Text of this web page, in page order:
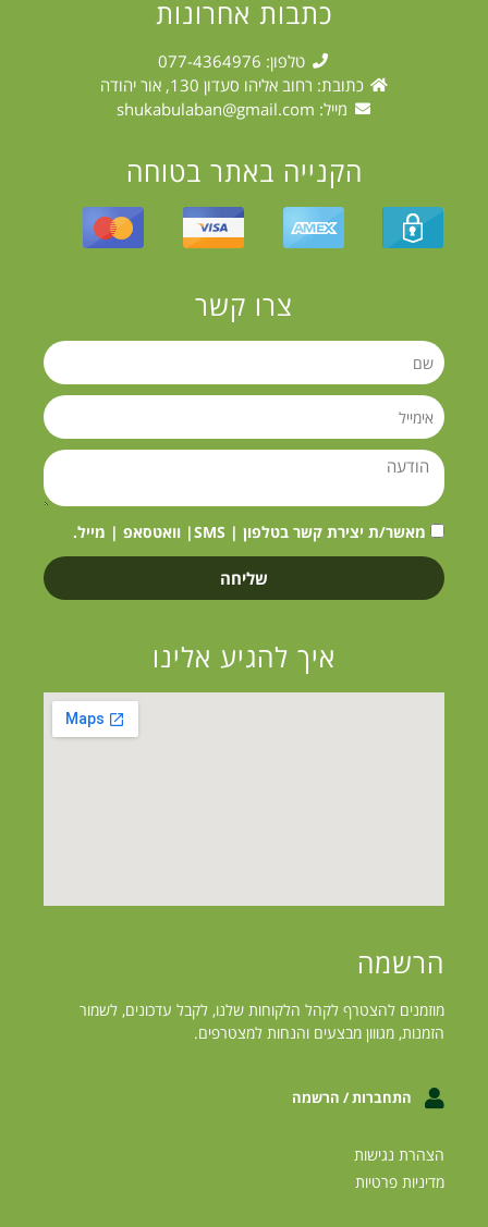
כתבות אחרונות
טלפון: 077-4364976
כתובת: רחוב אליהו סעדון 130, אור יהודה
מייל: shukabulaban@gmail.com
הקנייה באתר בטוחה
צרו קשר
מאשר/ת יצירת קשר בטלפון | SMS| וואטסאפ | מייל.
שליחה
איך להגיע אלינו
הרשמה
מוזמנים להצטרף לקהל הלקוחות שלנו, לקבל עדכונים, לשמור
הזמנות, מגווון מבצעים והנחות למצטרפים.
התחברות / הרשמה
הצהרת נגישות
מדיניות פרטיות